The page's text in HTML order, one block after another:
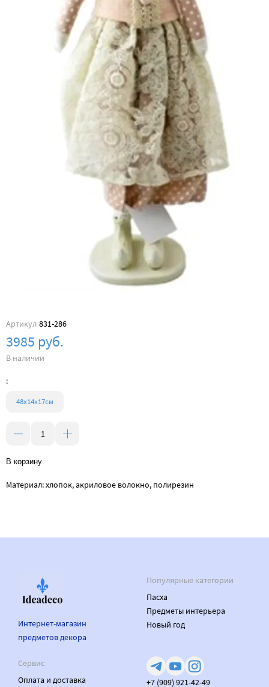
Артикул 831-286
3985 руб.
В наличии
:
48х14х17см
В корзину
Материал: хлопок, акриловое волокно, полирезин
Интернет-магазин
предметов декора
Популярные категории
Пасха
Предметы интерьера
Новый год
Сервис
Оплата и доставка
+7 (909) 921-42-49